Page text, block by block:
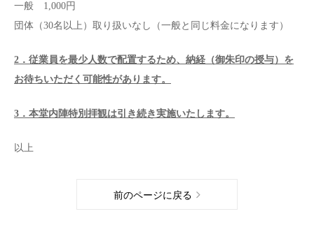
一般 1,000円
団体（30名以上）取り扱いなし（一般と同じ料金になります）
2．従業員を最少人数で配置するため、納経（御朱印の授与）を
お待ちいただく可能性があります。
3． 本堂内陣特別拝観は引き続き実施いたします。
以上
前のページに戻る